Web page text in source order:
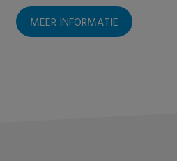
MEER INFORMATIE